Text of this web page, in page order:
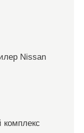
Nissan
комплекс